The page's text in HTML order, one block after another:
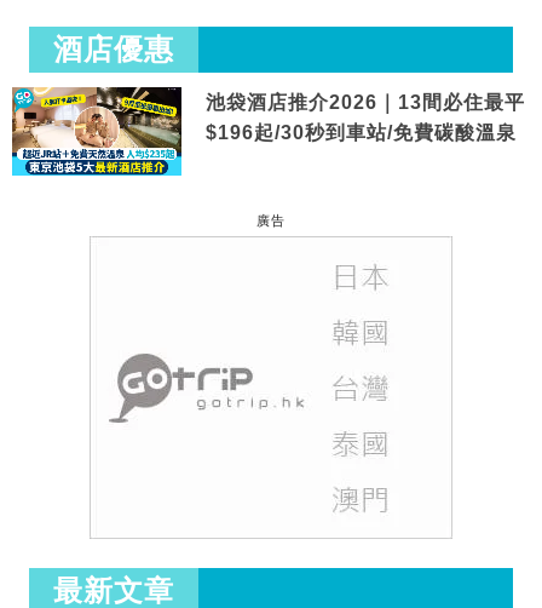
酒店優惠
池袋酒店推介2026｜13間必住最平
$196起/30秒到車站/免費碳酸溫泉
廣告
最新文章